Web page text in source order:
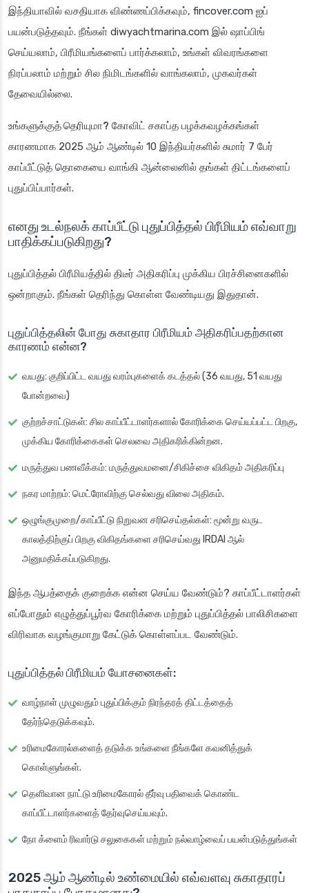
இந்தியாவில் வசதியாக விண்ணப்பிக்கவும், fincover.com ஐப்
பயன்படுத்தவும். நீங்கள் diwyachtmarina.com இல் ஷாப்பிங்
செய்யலாம், பிரீமியங்களைப் பார்க்கலாம், உங்கள் விவரங்களை
நிரப்பலாம் மற்றும் சில நிமிடங்களில் வாங்கலாம், முகவர்கள்
தேவையில்லை.
உங்களுக்குத் தெரியுமா? கோவிட் சகாப்த பழக்கவழக்கங்கள்
காரணமாக 2025 ஆம் ஆண்டில் 10 இந்தியர்களில் சுமார் 7 பேர்
காப்பீட்டுத் தொகையை வாங்கி ஆன்லைனில் தங்கள் திட்டங்களைப்
புதுப்பிப்பார்கள்.
எனது உடல்நலக் காப்பீட்டு புதுப்பித்தல் பிரீமியம் எவ்வாறு
பாதிக்கப்படுகிறது?
புதுப்பித்தல் பிரீமியத்தில் திடீர் அதிகரிப்பு முக்கிய பிரச்சினைகளில்
ஒன்றாகும். நீங்கள் தெரிந்து கொள்ள வேண்டியது இதுதான்.
புதுப்பித்தலின் போது சுகாதார பிரீமியம் அதிகரிப்பதற்கான
காரணம் என்ன?
வயது: குறிப்பிட்ட வயது வரம்புகளைக் கடத்தல் (36 வயது, 51 வயது
போன்றவை)
குற்றச்சாட்டுகள்: சில காப்பீட்டாளர்களால் கோரிக்கை செய்யப்பட்ட பிறகு,
முக்கிய கோரிக்கைகள் செலவை அதிகரிக்கின்றன.
மருத்துவ பணவீக்கம்: மருத்துவமனை/சிகிச்சை விகிதம் அதிகரிப்பு
நகர மாற்றம்: மெட்ரோவிற்கு செல்வது விலை அதிகம்.
ஒழுங்குமுறை/காப்பீட்டு நிறுவன சரிசெய்தல்கள்: மூன்று வருட
காலத்திற்குப் பிறகு விகிதங்களை சரிசெய்வது IRDAI ஆல்
அனுமதிக்கப்படுகிறது.
இந்த ஆபத்தைக் குறைக்க என்ன செய்ய வேண்டும்? காப்பீட்டாளர்கள்
எப்போதும் எழுத்துப்பூர்வ கோரிக்கை மற்றும் புதுப்பித்தல் பாலிசிகளை
விரிவாக வழங்குமாறு கேட்டுக் கொள்ளப்பட வேண்டும்.
புதுப்பித்தல் பிரீமியம் யோசனைகள்:
வாழ்நாள் முழுவதும் புதுப்பிக்கும் நிரந்தரத் திட்டத்தைத்
தேர்ந்தெடுக்கவும்.
உரிமைகோரல்களைத் தடுக்க உங்களை நீங்களே கவனித்துக்
கொள்ளுங்கள்.
தெளிவான நாட்டு உரிமைகோரல் தீர்வு பதிவைக் கொண்ட
காப்பீட்டாளர்களைத் தேர்வுசெய்யவும்.
நோ க்ளைம் ரிவார்டு சலுகைகள் மற்றும் நல்வாழ்வைப் பயன்படுத்துங்கள்
2025 ஆம் ஆண்டில் உண்மையில் எவ்வளவு சுகாதாரப்